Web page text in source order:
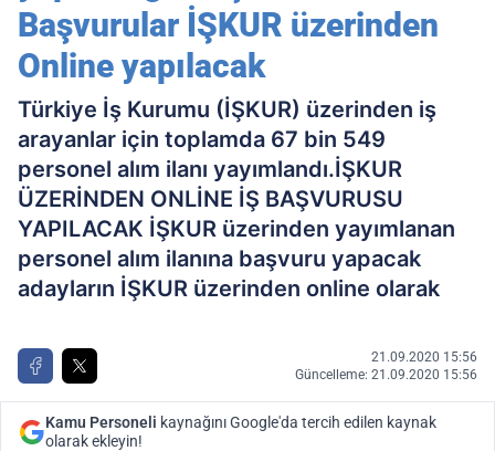
Başvurular İŞKUR üzerinden
Online yapılacak
Türkiye İş Kurumu (İŞKUR) üzerinden iş
arayanlar için toplamda 67 bin 549
personel alım ilanı yayımlandı.İŞKUR
ÜZERİNDEN ONLİNE İŞ BAŞVURUSU
YAPILACAK İŞKUR üzerinden yayımlanan
personel alım ilanına başvuru yapacak
adayların İŞKUR üzerinden online olarak
21.09.2020 15:56
Güncelleme: 21.09.2020 15:56
Kamu Personeli kaynağını Google'da tercih edilen kaynak
olarak ekleyin!